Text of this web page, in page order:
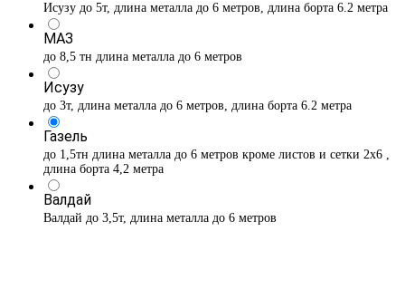
Исузу до 5т, длина металла до 6 метров, длина борта 6.2 метра
МАЗ
до 8,5 тн длина металла до 6 метров
Исузу
до 3т, длина металла до 6 метров, длина борта 6.2 метра
Газель
до 1,5тн длина металла до 6 метров кроме листов и сетки 2х6 ,
длина борта 4,2 метра
Валдай
Валдай до 3,5т, длина металла до 6 метров